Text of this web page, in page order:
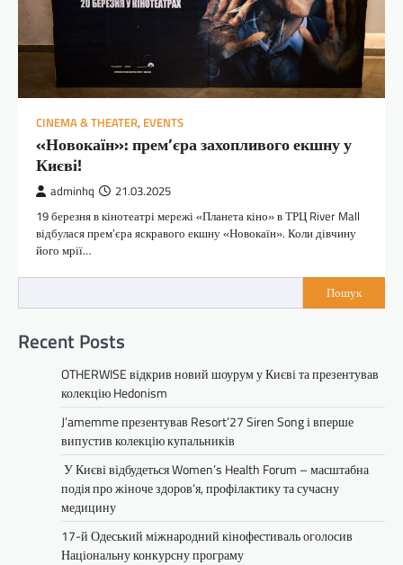
CINEMA & THEATER, EVENTS
«Новокаїн»: прем’єра захопливого екшну у
Києві!
adminhq 21.03.2025
19 березня в кінотеатрі мережі «Планета кіно» в ТРЦ River Mall
відбулася прем’єра яскравого екшну «Новокаїн». Коли дівчину
його мрії…
Пошук
Recent Posts
OTHERWISE відкрив новий шоурум у Києві та презентував
колекцію Hedonism
J’amemme презентував Resort’27 Siren Song і вперше
випустив колекцію купальників
У Києві відбудеться Women’s Health Forum – масштабна
подія про жіноче здоров’я, профілактику та сучасну
медицину
17-й Одеський міжнародний кінофестиваль оголосив
Національну конкурсну програму